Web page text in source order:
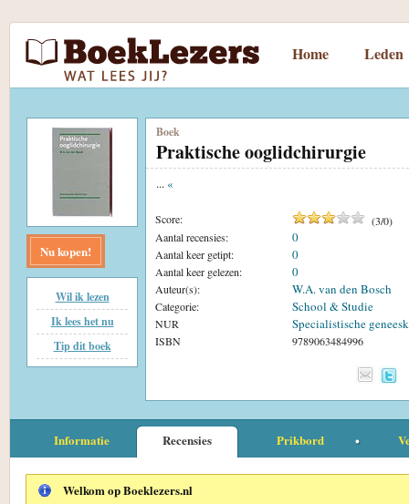
Home Leden
Nu kopen!
Wil ik lezen
Ik lees het nu
Tip dit boek
Boek
Praktische ooglidchirurgie
... «
Score: (3/0)
Aantal recensies:
0
Aantal keer getipt: 0
Aantal keer gelezen: 0
Auteur(s): W.A. van den Bosch
Categorie: School & Studie
NUR Specialistische
ISBN 9789063484996
Informatie Recensies Prikbord
Welkom op Boeklezers.nl